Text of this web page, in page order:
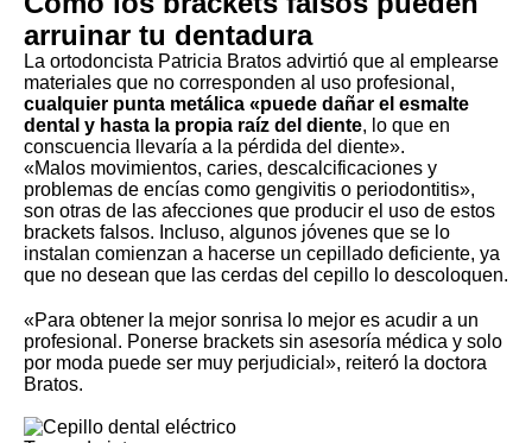
arruinar tu dentadura
La ortodoncista Patricia Bratos advirtió que al emplearse
materiales que no corresponden al uso profesional,
cualquier punta metálica «puede dañar el esmalte
dental y hasta la propia raíz del diente, lo que en
conscuencia llevaría a la pérdida del diente».
«Malos movimientos, caries, descalcificaciones y
problemas de encías como gengivitis o periodontitis»,
son otras de las afecciones que producir el uso de estos
brackets falsos. Incluso, algunos jóvenes que se lo
instalan comienzan a hacerse un cepillado deficiente, ya
que no desean que las cerdas del cepillo lo descoloquen.
«Para obtener la mejor sonrisa lo mejor es acudir a un
profesional. Ponerse brackets sin asesoría médica y solo
por moda puede ser muy perjudicial», reiteró la doctora
Bratos.